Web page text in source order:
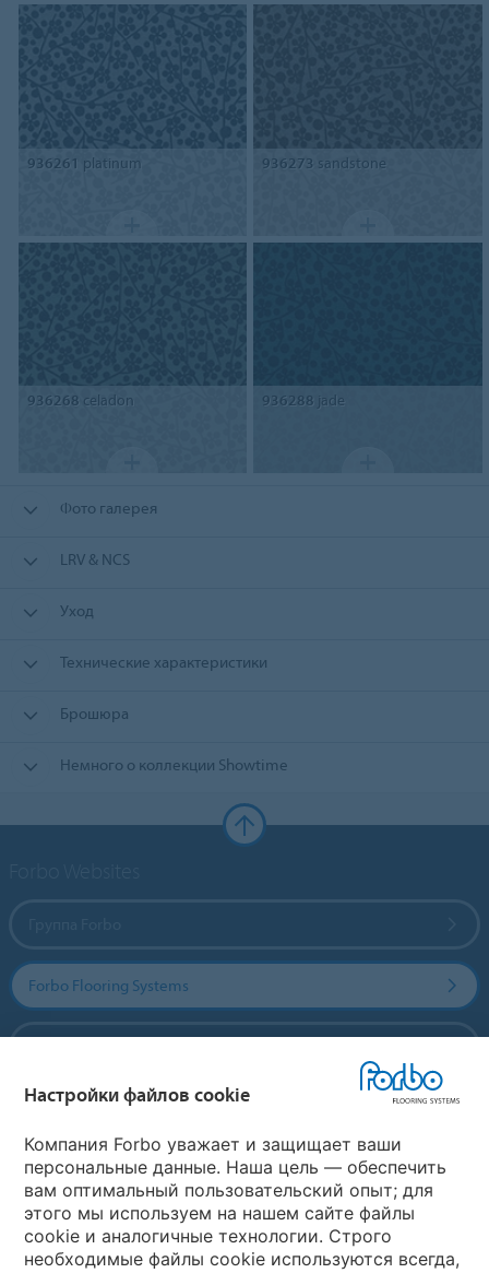
936261 platinum 936273 sandstone
936268 celadon 936288 jade
Фото галерея
LRV & NCS
Уход
Технические характеристики
Брошюра
Немного о коллекции Showtime
Forbo Flooring Systems
Выберите страну
Выберите вашу страну
Настройки файлов cookie
Компания Forbo уважает и защищает ваши
персональные данные. Наша цель — обеспечить
вам оптимальный пользовательский опыт; для
этого мы используем на нашем сайте файлы
cookie и аналогичные технологии. Строго
необходимые файлы cookie используются всегда,